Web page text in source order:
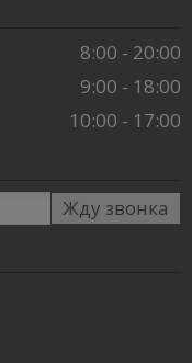
8:00 - 20:00
9:00 - 18:00
10:00 - 17:00
Жду звонка